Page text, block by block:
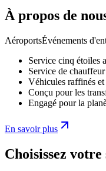
À propos de
AéroportsÉvénements
Service cinq étoiles
Service de
Véhicules raffinés
Conçu pour les
Engagé pour la
En savoir plus
Choisissez